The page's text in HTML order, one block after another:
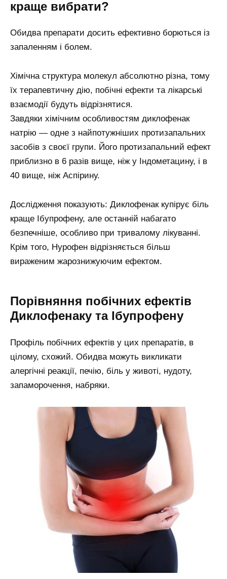
краще вибрати?
Обидва препарати досить ефективно борються із
запаленням і болем.
Хімічна структура молекул абсолютно різна, тому
їх терапевтичну дію, побічні ефекти та лікарські
взаємодії будуть відрізнятися.
Завдяки хімічним особливостям диклофенак
натрію — одне з найпотужніших протизапальних
засобів з своєї групи. Його протизапальний ефект
приблизно в 6 разів вище, ніж у Індометацину, і в
40 вище, ніж Аспірину.
Дослідження показують: Диклофенак купірує біль
краще Ібупрофену, але останній набагато
безпечніше, особливо при тривалому лікуванні.
Крім того, Нурофен відрізняється більш
вираженим жарознижуючим ефектом.
Порівняння побічних ефектів
Диклофенаку та Ібупрофену
Профіль побічних ефектів у цих препаратів, в
цілому, схожий. Обидва можуть викликати
алергічні реакції, печію, біль у животі, нудоту,
запаморочення, набряки.